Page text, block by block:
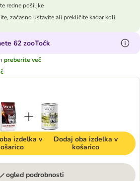
redne pošiljke
začasno ustavite ali prekličite kadar koli
62 zooTočk
preberite več
izdelka v
Dodaj oba izdelka v
košarico
ogled podrobnosti